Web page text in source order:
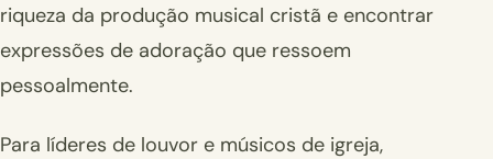
riqueza da produção musical cristã e encontrar
expressões de adoração que ressoem
pessoalmente.
Para líderes de louvor e músicos de igreja,